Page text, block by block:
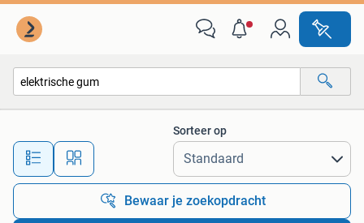
Alle afstanden…
Sorteer op
Bewaar je zoekopdracht